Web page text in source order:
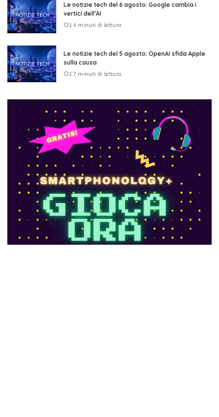
Le notizie tech del 6 agosto: Google cambia i
vertici dell’AI
14 minuti di lettura
Le notizie tech del 5 agosto: OpenAI sfida Apple
sulla causa
17 minuti di lettura